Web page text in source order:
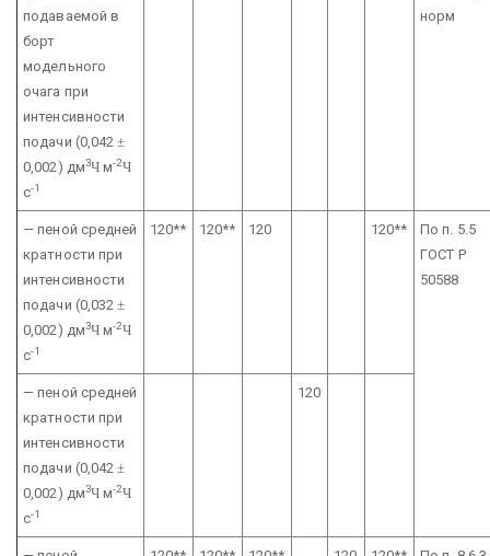
подаваемой в
борт
модельного
очага при
интенсивности
подачи (0,042±
0,002) дм3Ч м-2Ч
с-1
норм
— пеной средней
кратности при
интенсивности
подачи (0,032±
0,002) дм3Ч м-2Ч
с-1
120** 120** 120 120**
По п. 5.5
ГОСТ Р
50588
— пеной средней
кратности при
интенсивности
подачи (0,042±
0,002) дм3Ч м-2Ч
с-1
120